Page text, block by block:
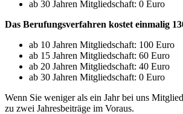
ab 30 Jahren Mitgliedschaft: 0 Euro
Das Berufungsverfahren kostet einmalig
ab 10 Jahren Mitgliedschaft: 100 Euro
ab 15 Jahren Mitgliedschaft: 60 Euro
ab 20 Jahren Mitgliedschaft: 40 Euro
ab 30 Jahren Mitgliedschaft: 0 Euro
Wenn Sie weniger als ein Jahr bei uns
zu zwei Jahresbeiträge im Voraus.